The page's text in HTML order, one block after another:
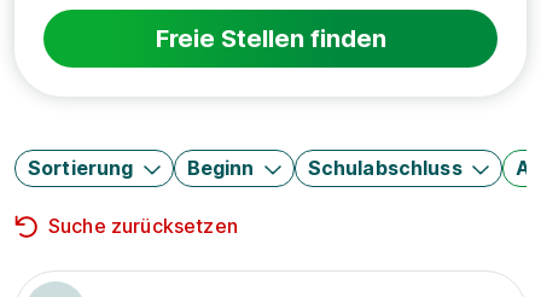
Freie Stellen finden
Sortierung Beginn Schulabschluss
Suche zurücksetzen